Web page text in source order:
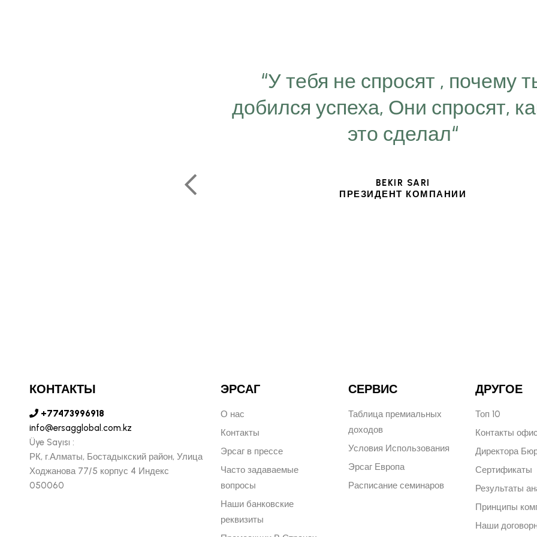
“У тебя не спросят , почему
добился успеха, Они спросят,
это сделал“
BEKIR SARI
ПРЕЗИДЕНТ КОМПАНИИ
КОНТАКТЫ
+77473996918
info@ersagglobal.com.kz
Üye Sayısı :
РК, г.Алматы, Бостадыкский район, Улица
Ходжанова 77/5 корпус 4 Индекс
050060
ЭРСАГ
О нас
Контакты
Эрсаг в прессе
Часто задаваемые
вопросы
Наши банковские
реквизиты
СЕРВИС
Таблица премиальных
доходов
Условия Использования
Эрсаг Европа
Расписание семинаров
ДРУГОЕ
Топ 10
Контакты
Директора
Сертификаты
Результаты
Принципы
Наши